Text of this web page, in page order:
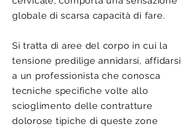
globale di scarsa capacità di fare.
Si tratta di aree del corpo in cui la
tensione predilige annidarsi, affidarsi
a un professionista che conosca
tecniche specifiche volte allo
scioglimento delle contratture
dolorose tipiche di queste zone